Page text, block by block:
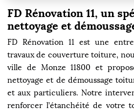
FD Rénovation 11, un
nettoyage et
FD Rénovation 11 est une
travaux de couverture toiture,
ville de Monze 11800 et
nettoyage et de démoussage
et aux particuliers. Notre
renforcer l’étanchéité de votre